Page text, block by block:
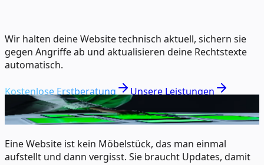
Wir halten deine Website technisch aktuell, sichern sie
gegen Angriffe ab und aktualisieren deine Rechtstexte
automatisch.
Kostenlose Erstberatung
Unsere Leistungen
mh-studios.de/website-wartung
Foto:Ron Lach(Pexels)
Eine Website ist kein Möbelstück, das man einmal
aufstellt und dann vergisst. Sie braucht Updates, damit